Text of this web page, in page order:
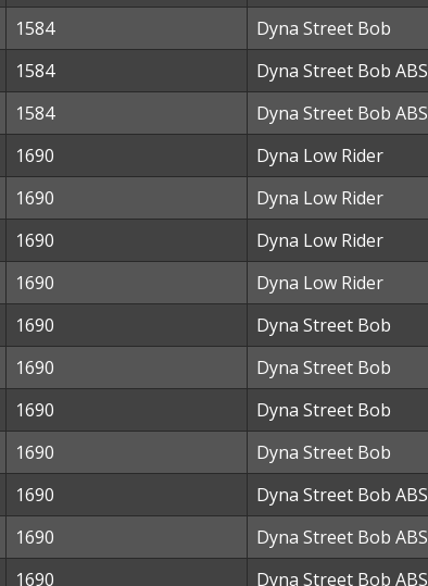
1584 Dyna Street Bob
1584 Dyna Street Bob ABS
1584 Dyna Street Bob ABS
1690 Dyna Low Rider
1690 Dyna Low Rider
1690 Dyna Low Rider
1690 Dyna Low Rider
1690 Dyna Street Bob
1690 Dyna Street Bob
1690 Dyna Street Bob
1690 Dyna Street Bob
1690 Dyna Street Bob ABS
1690 Dyna Street Bob ABS
1690 Dyna Street Bob ABS